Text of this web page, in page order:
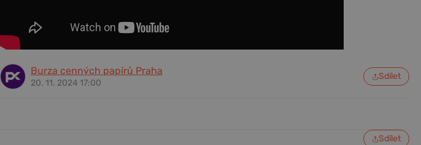
Burza cenných papírů Praha
20. 11. 2024 17:00
Sdílet
Sdílet